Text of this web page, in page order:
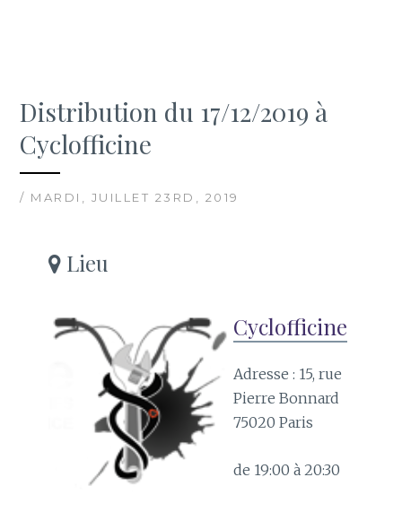
Distribution du 17/12/2019 à
Cyclofficine
/ MARDI, JUILLET 23RD, 2019
Lieu
Cyclofficine
Adresse : 15, rue
Pierre Bonnard
75020 Paris
de 19:00 à 20:30